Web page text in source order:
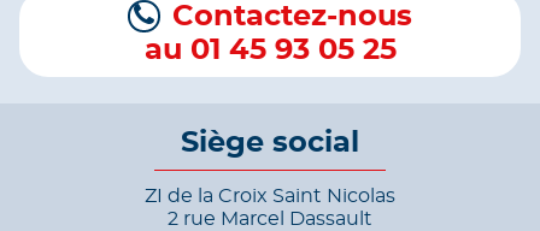
Contactez-nous
au 01 45 93 05 25
Siège social
ZI de la Croix Saint Nicolas
2 rue Marcel Dassault